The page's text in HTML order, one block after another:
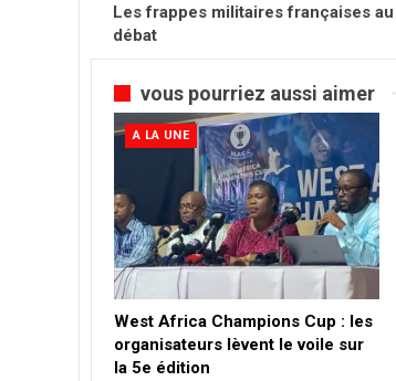
Les frappes militaires françaises
débat
vous pourriez aussi aimer
A LA UNE
West Africa Champions Cup : les
organisateurs lèvent le voile sur
la 5e édition